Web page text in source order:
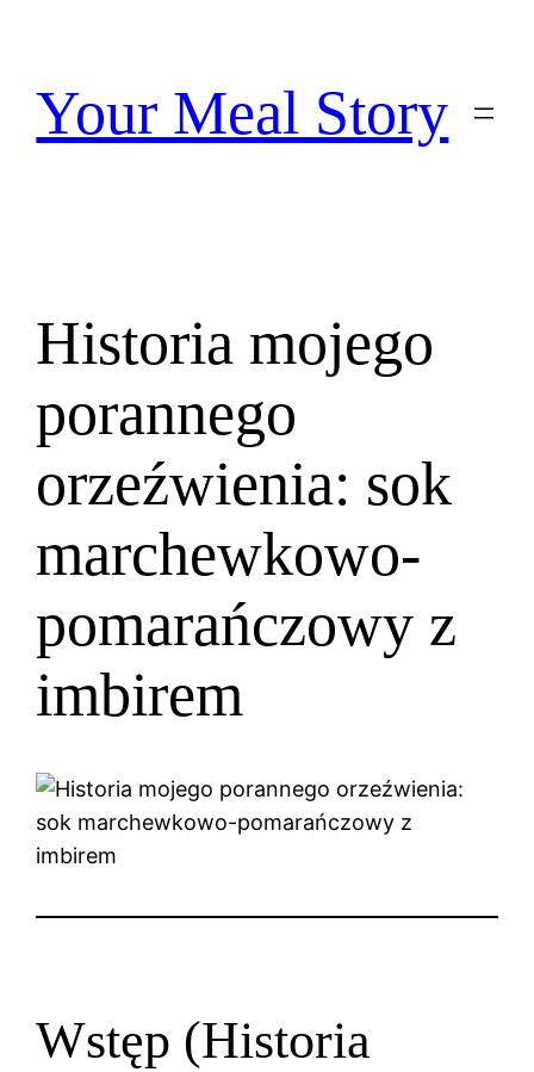
treściYour Meal Story
Historia mojego
porannego
orzeźwienia: sok
marchewkowo-
pomarańczowy z
imbirem
Wstęp (Historia